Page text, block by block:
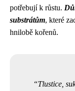
potřebují k růstu.
substrátům, které
hnilobě kořenů.
Tlustice,